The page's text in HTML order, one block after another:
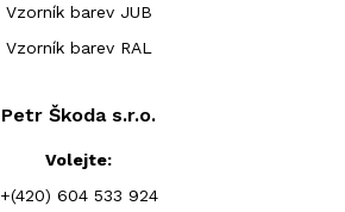
Vzorník barev JUB
Vzorník barev RAL
Petr Škoda s.r.o.
Volejte:
+(420) 604 533 924